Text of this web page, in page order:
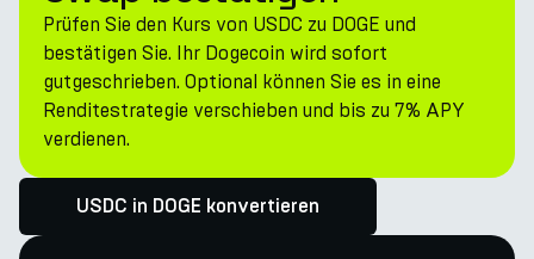
Prüfen Sie den Kurs von USDC zu DOGE und
bestätigen Sie. Ihr Dogecoin wird sofort
gutgeschrieben. Optional können Sie es in eine
Renditestrategie verschieben und bis zu 7% APY
verdienen.
USDC in DOGE konvertieren